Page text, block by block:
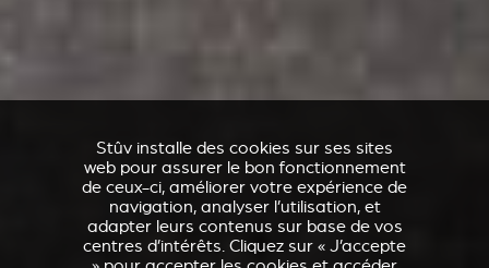
Stûv installe des cookies sur ses sites
web pour assurer le bon fonctionnement
de ceux-ci, améliorer votre expérience de
navigation, analyser l’utilisation, et
adapter leurs contenus sur base de vos
centres d’intérêts. Cliquez sur « J’accepte